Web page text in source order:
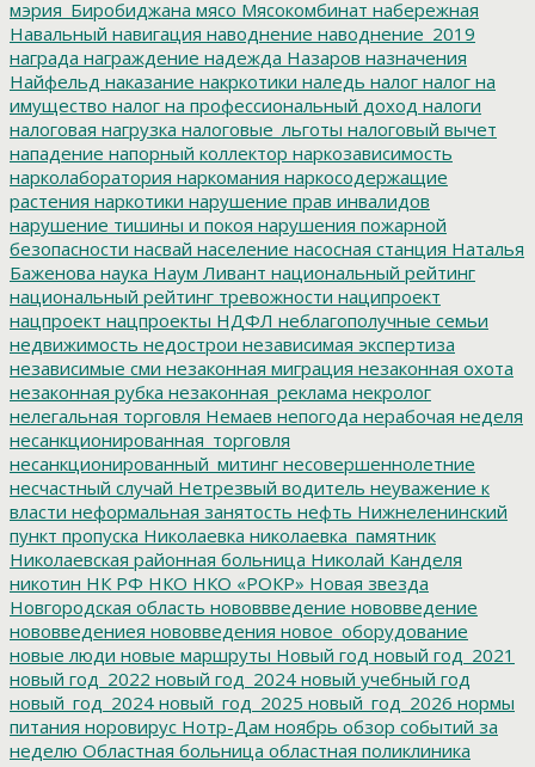
мэрия_Биробиджана мясо Мясокомбинат набережная
Навальный навигация наводнение наводнение_2019
награда награждение надежда Назаров назначения
Найфельд наказание накркотики наледь налог налог на
имущество налог на профессиональный доход налоги
налоговая нагрузка налоговые_льготы налоговый вычет
нападение напорный коллектор наркозависимость
нарколаборатория наркомания наркосодержащие
растения наркотики нарушение прав инвалидов
нарушение тишины и покоя нарушения пожарной
безопасности насвай население насосная станция Наталья
Баженова наука Наум Ливант национальный рейтинг
национальный рейтинг тревожности наципроект
нацпроект нацпроекты НДФЛ неблагополучные семьи
недвижимость недострои независимая экспертиза
независимые сми незаконная миграция незаконная охота
незаконная рубка незаконная_реклама некролог
нелегальная торговля Немаев непогода нерабочая неделя
несанкционированная_торговля
несанкционированный_митинг несовершеннолетние
несчастный случай Нетрезвый водитель неуважение к
власти неформальная занятость нефть Нижнеленинский
пункт пропуска Николаевка николаевка_памятник
Николаевская районная больница Николай Канделя
никотин НК РФ НКО НКО «РОКР» Новая звезда
Новгородская область нововвведение нововведение
нововведениея нововведения новое_оборудование
новые люди новые маршруты Новый год новый год_2021
новый год_2022 новый год_2024 новый учебный год
новый_год_2024 новый_год_2025 новый_год_2026 нормы
питания норовирус Нотр-Дам ноябрь обзор событий за
неделю Областная больница областная поликлиника